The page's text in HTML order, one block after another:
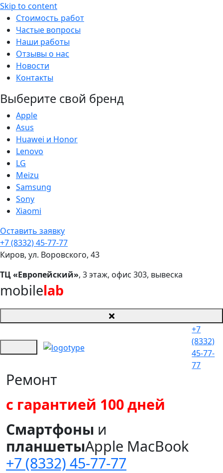
Skip to content
Стоимость работ
Частые вопросы
Наши работы
Отзывы о нас
Новости
Контакты
Выберите свой бренд
Apple
Asus
Huawei и Honor
Lenovo
LG
Meizu
Samsung
Sony
Xiaomi
Оставить заявку
+7 (8332) 45-77-77
Киров, ул. Воровского, 43
ТЦ «Европейский», 3 этаж, офис 303, вывеска
mobilelab
+7
(8332)
45-77-
77
Ремонт
с гарантией 100 дней
Смартфоны и
планшетыApple MacBook
+7 (8332) 45-77-77